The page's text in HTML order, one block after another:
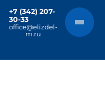
+7 (342) 207-
30-33
office@elizdel-
m.ru